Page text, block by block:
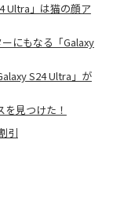
Ultra」は猫の顔ア
にもなる「Galaxy
S24 Ultra」が
見つけた！
引